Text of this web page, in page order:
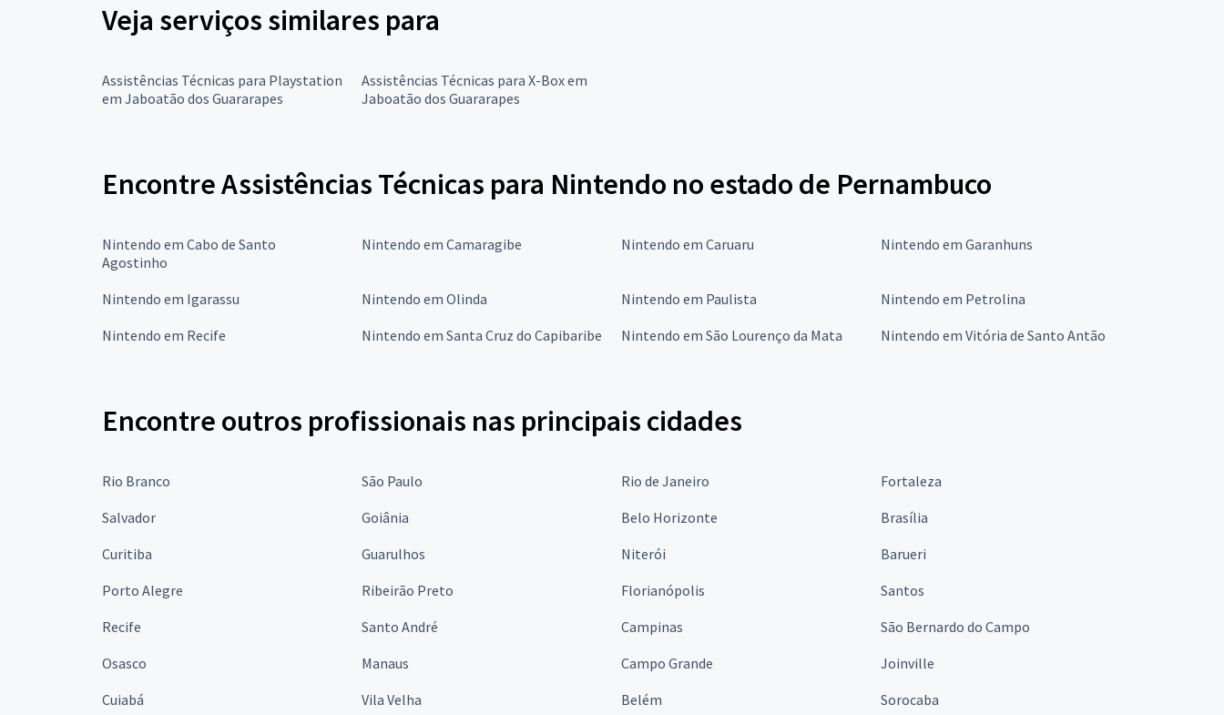
Veja serviços similares para
Assistências Técnicas para Playstation
em Jaboatão dos Guararapes
Assistências Técnicas para X-Box em
Jaboatão dos Guararapes
Encontre Assistências Técnicas para Nintendo no estado de Pernambuco
Nintendo em Cabo de Santo
Agostinho
Nintendo em Camaragibe Nintendo em Caruaru Nintendo em Garanhuns
Nintendo em Igarassu Nintendo em Olinda Nintendo em Paulista
Nintendo em Petrolina
Nintendo em Recife
Nintendo em Santa Cruz do Capibaribe Nintendo em São Lourenço da Mata Nintendo em Vitória de Santo Antão
Encontre outros profissionais nas principais cidades
Rio Branco São Paulo Rio de Janeiro
Fortaleza
Salvador
Goiânia Belo Horizonte
Brasília
Curitiba
Guarulhos Niterói
Barueri
Porto Alegre
Ribeirão Preto Florianópolis
Santos
Recife
Santo André Campinas
São Bernardo do Campo
Osasco
Manaus Campo Grande
Joinville
Cuiabá
Vila Velha Belém Sorocaba